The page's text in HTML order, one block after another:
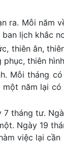
ra. Mỗi
lịch khắc
thiên ân,
thiên
Mỗi tháng
năm lại
tháng tư.
Ngày 19
việc lại